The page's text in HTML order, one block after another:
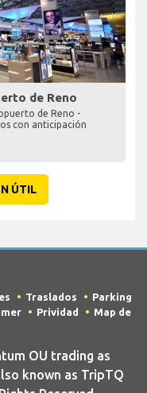
de Reno
de Reno -
con anticipación
ÚTIL
Traslados
Parking
Prividad
Map de
OU trading as
known as TripTQ